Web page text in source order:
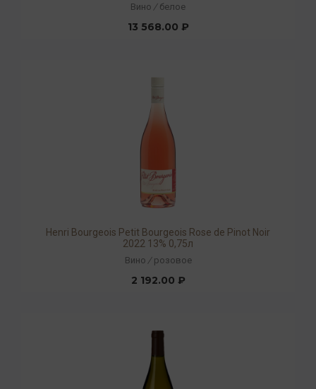
Вино / белое
13 568.00 ₽
Henri Bourgeois Petit Bourgeois Rose de Pinot Noir
2022 13% 0,75л
Вино / розовое
2 192.00 ₽